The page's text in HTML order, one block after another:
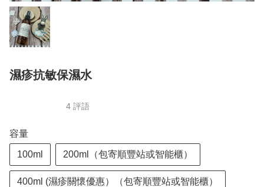
濕疹抗敏保濕水
4 評語
容量
100ml 200ml（包寄順豐站或智能櫃）
400ml (濕疹關懷優惠）（包寄順豐站或智能櫃）